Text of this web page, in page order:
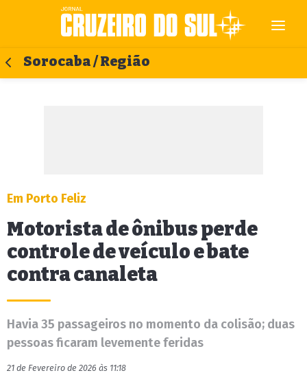
Sorocaba / Região
Em Porto Feliz
Motorista de ônibus perde
controle de veículo e bate
contra canaleta
Havia 35 passageiros no momento da colisão; duas
pessoas ficaram levemente feridas
21 de Fevereiro de 2026 às 11:18